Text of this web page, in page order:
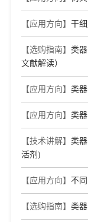
【应用方向】 干
【选购指南】 类
文献解读）
【应用方向】 类
【应用方向】 类
【技术讲解】 类
活剂)
【应用方向】 不
【选购指南】 类